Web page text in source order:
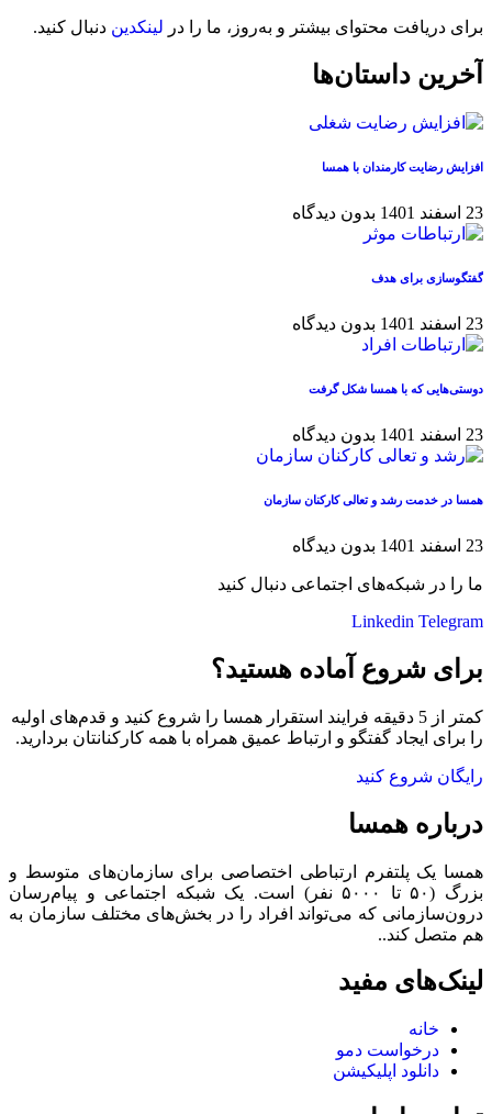
برای دریافت محتوای بیشتر و به‌روز، ما را در لینکدین دنبال کنید.
آخرین داستان‌ها
افزایش رضایت کارمندان با همسا
23 اسفند 1401 بدون دیدگاه
گفتگوسازی برای هدف
23 اسفند 1401 بدون دیدگاه
دوستی‌هایی که با همسا شکل گرفت
23 اسفند 1401 بدون دیدگاه
همسا در خدمت رشد و تعالی کارکنان سازمان
23 اسفند 1401 بدون دیدگاه
ما را در شبکه‌های اجتماعی دنبال کنید
Linkedin Telegram
برای شروع آماده هستید؟
کمتر از 5 دقیقه فرایند استقرار همسا را شروع کنید و قدم‌های اولیه
را برای ایجاد گفتگو و ارتباط عمیق همراه با همه کارکنانتان بردارید.
رایگان شروع کنید
درباره همسا
همسا یک پلتفرم ارتباطی اختصاصی برای سازمان‌های متوسط و
بزرگ (۵۰ تا ۵۰۰۰ نفر) است. یک شبکه اجتماعی و پیام‌رسان
درون‌سازمانی که می‌تواند افراد را در بخش‌های مختلف سازمان به
هم متصل کند..
لینک‌های مفید
خانه
درخواست دمو
دانلود اپلیکیشن